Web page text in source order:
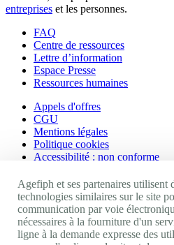
entreprises et les personnes.
FAQ
Centre de ressources
Lettre d’information
Espace Presse
Ressources humaines
Appels d'offres
CGU
Mentions légales
Politique cookies
Accessibilité : non conforme
Nos autres sites
Site portail Agefiph
Activateur de progrès
Handinnov
Agefiph et ses partenaires utilisent
technologies similaires sur le site
communication par voie
nécessaires à la fourniture d'un
ligne à la demande expresse des